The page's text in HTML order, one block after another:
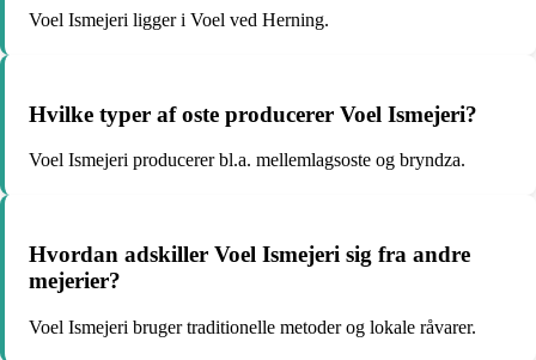
Voel Ismejeri ligger i Voel ved Herning.
Hvilke typer af oste producerer Voel Ismejeri?
Voel Ismejeri producerer bl.a. mellemlagsoste og bryndza.
Hvordan adskiller Voel Ismejeri sig fra andre
mejerier?
Voel Ismejeri bruger traditionelle metoder og lokale råvarer.